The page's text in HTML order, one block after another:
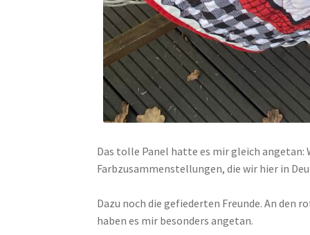
Das tolle Panel hatte es mir gleich
Farbzusammenstellungen, die wir hier in
Dazu noch die gefiederten Freunde. An den
haben es mir besonders angetan.